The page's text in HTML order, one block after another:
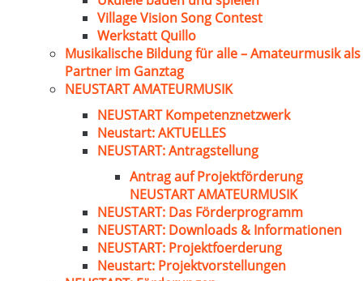
Village Vision Song Contest
Werkstatt Quillo
Musikalische Bildung für alle – Amateurmusik als
Partner im Ganztag
NEUSTART AMATEURMUSIK
NEUSTART Kompetenznetzwerk
Neustart: AKTUELLES
NEUSTART: Antragstellung
Antrag auf Projektförderung
NEUSTART AMATEURMUSIK
NEUSTART: Das Förderprogramm
NEUSTART: Downloads & Informationen
NEUSTART: Projektfoerderung
Neustart: Projektvorstellungen